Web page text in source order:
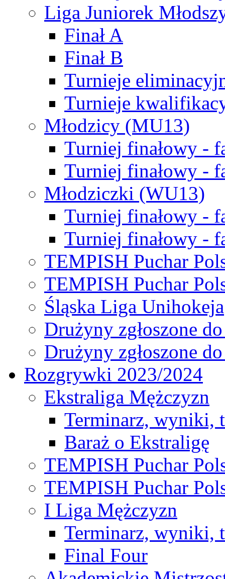
Liga Juniorek
Finał A
Finał B
Turnieje
Turnieje
Młodzicy (MU13)
Turniej finałowy -
Turniej finałowy -
Młodziczki (WU13)
Turniej finałowy -
Turniej finałowy -
TEMPISH Puchar
TEMPISH Puchar
Śląska Liga Unihokeja
Drużyny zgłoszone
Drużyny zgłoszone
Rozgrywki 2023/2024
Ekstraliga Mężczyzn
Terminarz, wyniki,
Baraż o Ekstraligę
TEMPISH Puchar
TEMPISH Puchar
I Liga Mężczyzn
Terminarz, wyniki,
Final Four